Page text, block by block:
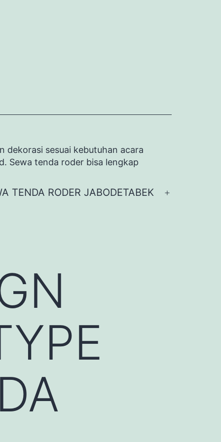
dekorasi sesuai kebutuhan acara
Sewa tenda roder bisa lengkap
TENDA RODER JABODETABEK